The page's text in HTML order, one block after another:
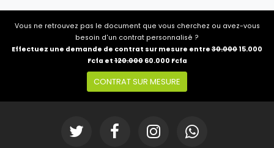
Vous ne retrouvez pas le document que vous cherchez ou avez-vous
besoin d'un contrat personnalisé ?
Effectuez une demande de contrat sur mesure entre 30.000 15.000
Fcfa et120.00060.000 Fcfa
CONTRAT SUR MESURE